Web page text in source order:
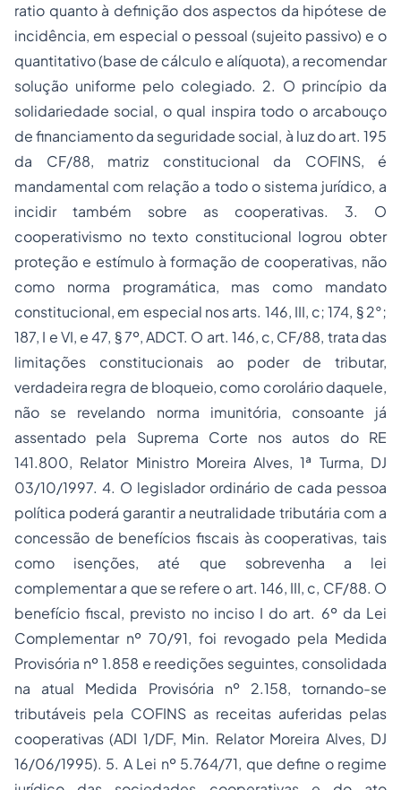
ratio quanto à definição dos aspectos da hipótese de
incidência, em especial o pessoal (sujeito passivo) e o
quantitativo (base de cálculo e alíquota), a recomendar
solução uniforme pelo colegiado. 2. O princípio da
solidariedade social, o qual inspira todo o arcabouço
de financiamento da seguridade social, à luz do art. 195
da CF/88, matriz constitucional da COFINS, é
mandamental com relação a todo o sistema jurídico, a
incidir também sobre as cooperativas. 3. O
cooperativismo no texto constitucional logrou obter
proteção e estímulo à formação de cooperativas, não
como norma programática, mas como mandato
constitucional, em especial nos arts. 146, III, c; 174, § 2°;
187, I e VI, e 47, § 7º, ADCT. O art. 146, c, CF/88, trata das
limitações constitucionais ao poder de tributar,
verdadeira regra de bloqueio, como corolário daquele,
não se revelando norma imunitória, consoante já
assentado pela Suprema Corte nos autos do RE
141.800, Relator Ministro Moreira Alves, 1ª Turma, DJ
03/10/1997. 4. O legislador ordinário de cada pessoa
política poderá garantir a neutralidade tributária com a
concessão de benefícios fiscais às cooperativas, tais
como isenções, até que sobrevenha a lei
complementar a que se refere o art. 146, III, c, CF/88. O
benefício fiscal, previsto no inciso I do art. 6º da Lei
Complementar nº 70/91, foi revogado pela Medida
Provisória nº 1.858 e reedições seguintes, consolidada
na atual Medida Provisória nº 2.158, tornando-se
tributáveis pela COFINS as receitas auferidas pelas
cooperativas (ADI 1/DF, Min. Relator Moreira Alves, DJ
16/06/1995). 5. A Lei nº 5.764/71, que define o regime